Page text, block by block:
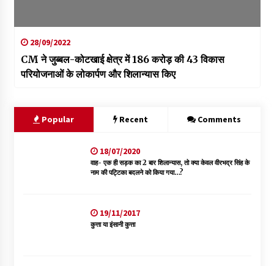
28/09/2022
CM ने जुब्बल-कोटखाई क्षेत्र में 186 करोड़ की 43 विकास
परियोजनाओं के लोकार्पण और शिलान्यास किए
Popular Recent Comments
18/07/2020
वाह- एक ही सड़क का 2 बार शिलान्यास, तो क्या केवल वीरभद्र सिंह के
नाम की पट्टिका बदलने को किया गया…?
19/11/2017
कुत्ता या इंसानी कुत्ता